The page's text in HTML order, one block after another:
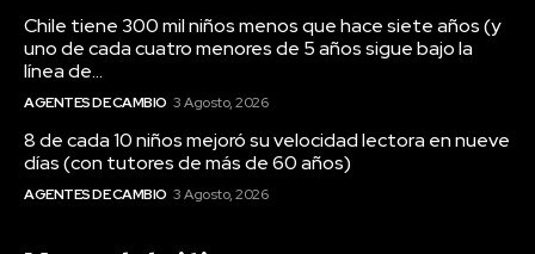
Chile tiene 300 mil niños menos que hace siete años (y
uno de cada cuatro menores de 5 años sigue bajo la
línea de...
AGENTES DE CAMBIO 3 Agosto, 2026
8 de cada 10 niños mejoró su velocidad lectora en nueve
días (con tutores de más de 60 años)
AGENTES DE CAMBIO 3 Agosto, 2026